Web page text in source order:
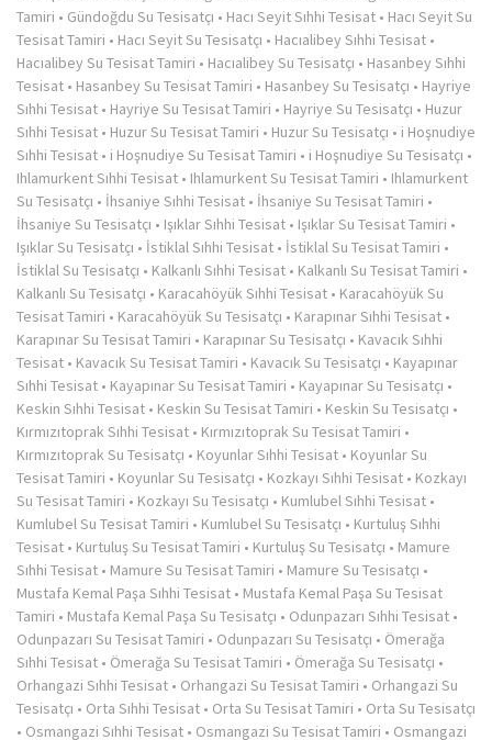
Tamiri • Gündoğdu Su Tesisatçı • Hacı Seyit Sıhhi Tesisat • Hacı Seyit Su
Tesisat Tamiri • Hacı Seyit Su Tesisatçı • Hacıalibey Sıhhi Tesisat •
Hacıalibey Su Tesisat Tamiri • Hacıalibey Su Tesisatçı • Hasanbey Sıhhi
Tesisat • Hasanbey Su Tesisat Tamiri • Hasanbey Su Tesisatçı • Hayriye
Sıhhi Tesisat • Hayriye Su Tesisat Tamiri • Hayriye Su Tesisatçı • Huzur
Sıhhi Tesisat • Huzur Su Tesisat Tamiri • Huzur Su Tesisatçı • i Hoşnudiye
Sıhhi Tesisat • i Hoşnudiye Su Tesisat Tamiri • i Hoşnudiye Su Tesisatçı •
Ihlamurkent Sıhhi Tesisat • Ihlamurkent Su Tesisat Tamiri • Ihlamurkent
Su Tesisatçı • İhsaniye Sıhhi Tesisat • İhsaniye Su Tesisat Tamiri •
İhsaniye Su Tesisatçı • Işıklar Sıhhi Tesisat • Işıklar Su Tesisat Tamiri •
Işıklar Su Tesisatçı • İstiklal Sıhhi Tesisat • İstiklal Su Tesisat Tamiri •
İstiklal Su Tesisatçı • Kalkanlı Sıhhi Tesisat • Kalkanlı Su Tesisat Tamiri •
Kalkanlı Su Tesisatçı • Karacahöyük Sıhhi Tesisat • Karacahöyük Su
Tesisat Tamiri • Karacahöyük Su Tesisatçı • Karapınar Sıhhi Tesisat •
Karapınar Su Tesisat Tamiri • Karapınar Su Tesisatçı • Kavacık Sıhhi
Tesisat • Kavacık Su Tesisat Tamiri • Kavacık Su Tesisatçı • Kayapınar
Sıhhi Tesisat • Kayapınar Su Tesisat Tamiri • Kayapınar Su Tesisatçı •
Keskin Sıhhi Tesisat • Keskin Su Tesisat Tamiri • Keskin Su Tesisatçı •
Kırmızıtoprak Sıhhi Tesisat • Kırmızıtoprak Su Tesisat Tamiri •
Kırmızıtoprak Su Tesisatçı • Koyunlar Sıhhi Tesisat • Koyunlar Su
Tesisat Tamiri • Koyunlar Su Tesisatçı • Kozkayı Sıhhi Tesisat • Kozkayı
Su Tesisat Tamiri • Kozkayı Su Tesisatçı • Kumlubel Sıhhi Tesisat •
Kumlubel Su Tesisat Tamiri • Kumlubel Su Tesisatçı • Kurtuluş Sıhhi
Tesisat • Kurtuluş Su Tesisat Tamiri • Kurtuluş Su Tesisatçı • Mamure
Sıhhi Tesisat • Mamure Su Tesisat Tamiri • Mamure Su Tesisatçı •
Mustafa Kemal Paşa Sıhhi Tesisat • Mustafa Kemal Paşa Su Tesisat
Tamiri • Mustafa Kemal Paşa Su Tesisatçı • Odunpazarı Sıhhi Tesisat •
Odunpazarı Su Tesisat Tamiri • Odunpazarı Su Tesisatçı • Ömerağa
Sıhhi Tesisat • Ömerağa Su Tesisat Tamiri • Ömerağa Su Tesisatçı •
Orhangazi Sıhhi Tesisat • Orhangazi Su Tesisat Tamiri • Orhangazi Su
Tesisatçı • Orta Sıhhi Tesisat • Orta Su Tesisat Tamiri • Orta Su Tesisatçı
• Osmangazi Sıhhi Tesisat • Osmangazi Su Tesisat Tamiri • Osmangazi